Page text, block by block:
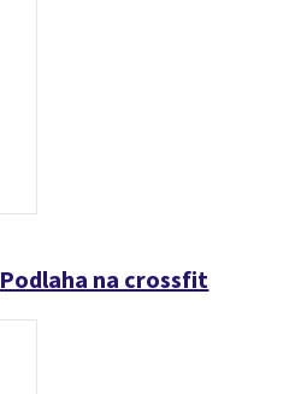
Podlaha na crossfit